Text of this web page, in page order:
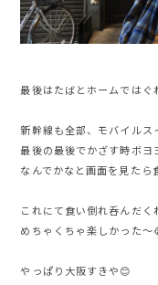
最後はたばとホームではぐ
新幹線も全部、モバイルス
最後の最後でかざす時ボヨ
なんでかなと画面を見たら
これにて食い倒れ呑んだく
めちゃくちゃ楽しかった〜
やっぱり大阪すきや😊